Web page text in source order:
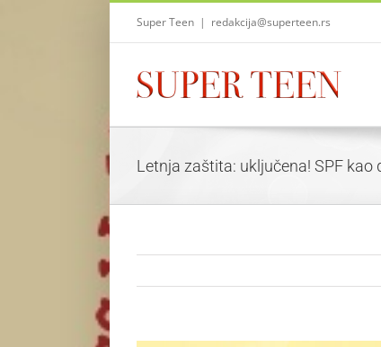
Super Teen | redakcija@superteen.rs
Letnja zaštita: uključena! SPF kao